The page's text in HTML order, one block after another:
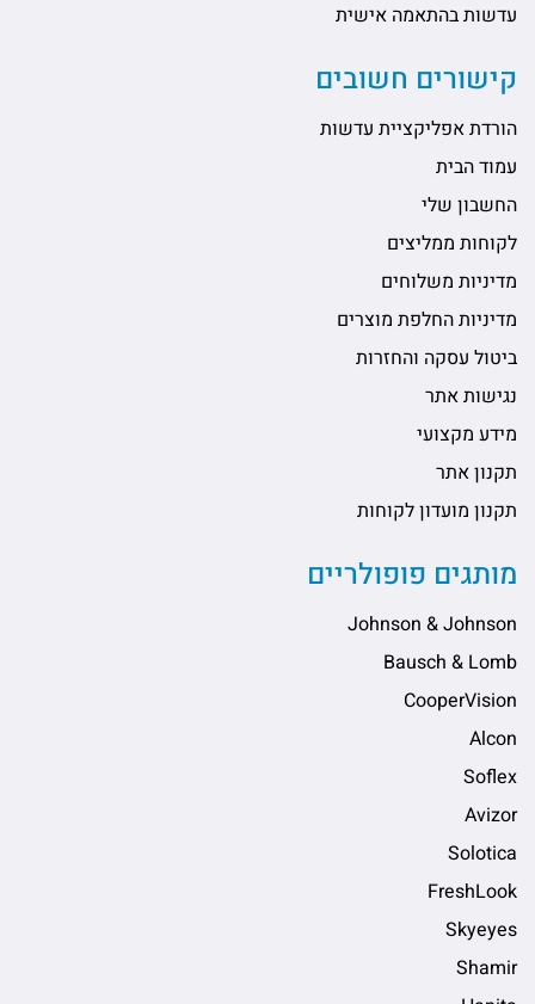
עדשות בהתאמה אישית
קישורים חשובים
הורדת אפליקציית עדשות
עמוד הבית
החשבון שלי
לקוחות ממליצים
מדיניות משלוחים
מדיניות החלפת מוצרים
ביטול עסקה והחזרות
נגישות אתר
מידע מקצועי
תקנון אתר
תקנון מועדון לקוחות
מותגים פופולריים
Johnson & Johnson
Bausch & Lomb
CooperVision
Alcon
Soflex
Avizor
Solotica
FreshLook
Skyeyes
Shamir